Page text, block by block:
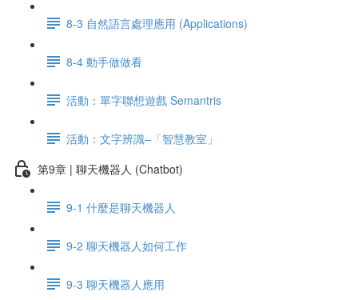
8-3 自然語言處理應用 (Applications)
8-4 動手做做看
活動：單字聯想遊戲 Semantris
活動：文字辨識–「智慧教室」
第9章 | 聊天機器人 (Chatbot)
9-1 什麼是聊天機器人
9-2 聊天機器人如何工作
9-3 聊天機器人應用